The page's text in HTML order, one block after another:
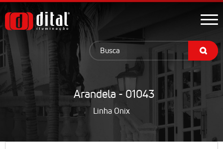
Arandela - 01043
Linha Onix